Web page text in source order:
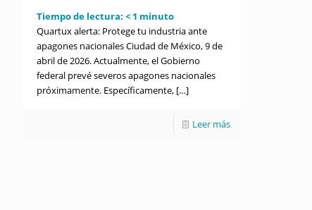
Tiempo de lectura: < 1 minuto
Quartux alerta: Protege tu industria ante
apagones nacionales Ciudad de México, 9 de
abril de 2026. Actualmente, el Gobierno
federal prevé severos apagones nacionales
próximamente. Específicamente,[…]
Leer más